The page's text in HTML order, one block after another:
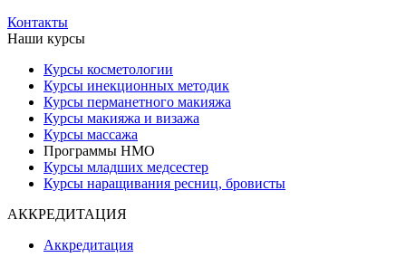
Контакты
Наши курсы
Курсы косметологии
Курсы инекционных методик
Курсы перманетного макияжа
Курсы макияжа и визажа
Курсы массажа
Программы НМО
Курсы младших медсестер
Курсы наращивания ресниц, бровисты
АККРЕДИТАЦИЯ
Аккредитация